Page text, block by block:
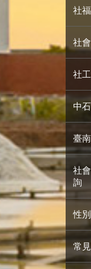
社
社
社
中
臺
社
詢
性
常